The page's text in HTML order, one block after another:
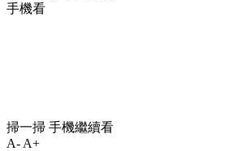
手機看
掃一掃 手機繼續看
A-A+